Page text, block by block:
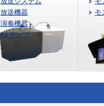
放送機器
演奏機器
PAアンプ
モ